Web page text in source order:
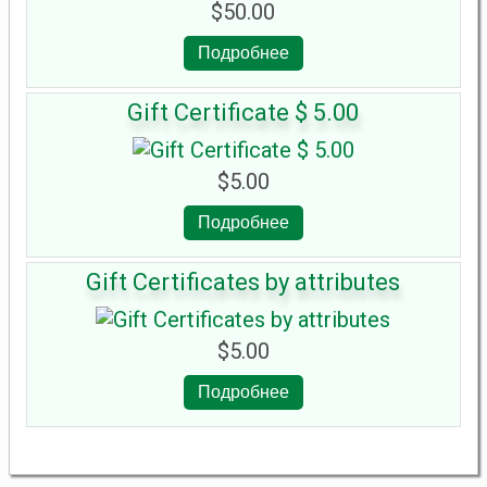
$50.00
Подробнее
Gift Certificate $ 5.00
$5.00
Подробнее
Gift Certificates by attributes
$5.00
Подробнее